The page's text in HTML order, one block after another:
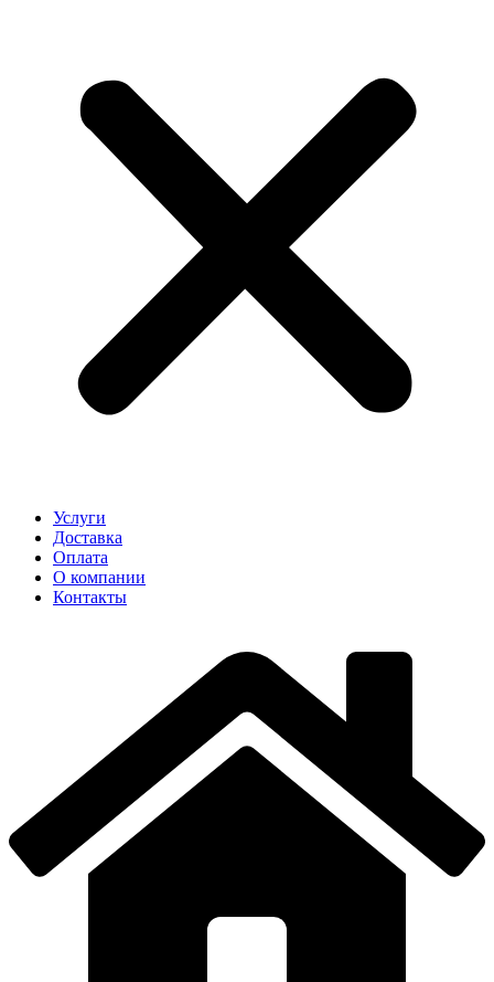
Услуги
Доставка
Оплата
О компании
Контакты